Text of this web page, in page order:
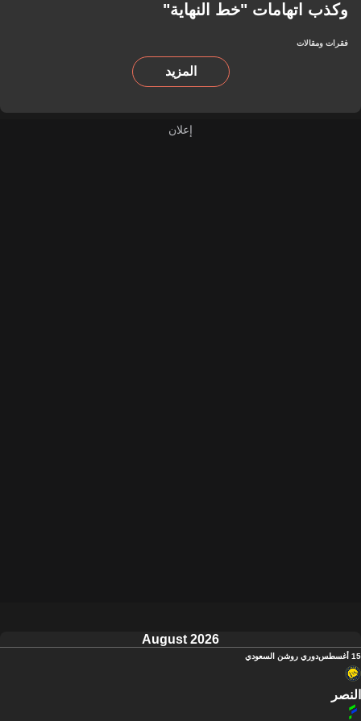
وكذب اتهامات "خط النهاية"
فقرات ومقالات
المزيد
August 2026
15 أغسطس دوري روشن السعودي
النصر